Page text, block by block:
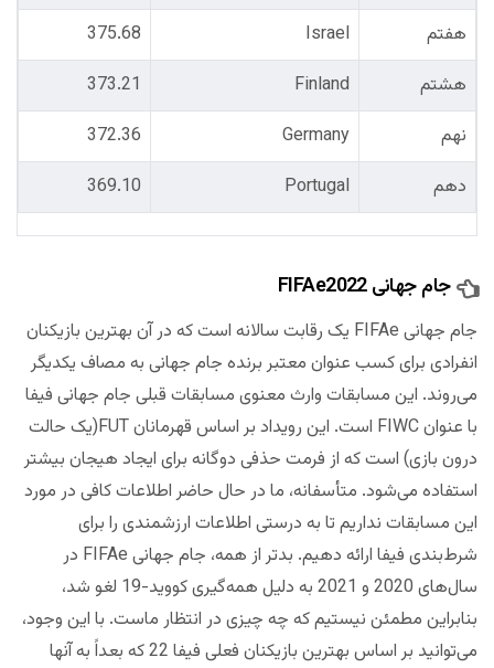
هفتم
Israel
375.68
هشتم
Finland
373.21
نهم
Germany
372.36
دهم
Portugal
369.10
جام جهانی FIFAe2022
جام جهانی FIFAe یک رقابت سالانه است که در آن بهترین بازیکنان
انفرادی برای کسب عنوان معتبر برنده جام جهانی به مصاف یکدیگر
می‌روند. این مسابقات وارث معنوی مسابقات قبلی جام جهانی فیفا
با عنوان FIWC است. این رویداد بر اساس قهرمانان FUT(یک حالت
درون بازی) است که از فرمت حذفی دوگانه برای ایجاد هیجان بیشتر
استفاده می‌شود. متأسفانه، ما در حال حاضر اطلاعات کافی در مورد
این مسابقات نداریم تا به درستی اطلاعات ارزشمندی را برای
شرط‌‌بندی فیفا ارائه دهیم. بدتر از همه، جام جهانی FIFAe در
سال‌های 2020 و 2021 به دلیل همه‌گیری کووید-19 لغو شد،
بنابراین مطمئن نیستیم که چه چیزی در انتظار ماست. با این وجود،
می‌توانید بر اساس بهترین بازیکنان فعلی فیفا 22 که بعداً به آنها